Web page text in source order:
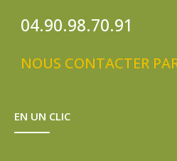
04.90.98.70.91
NOUS CONTACTER
EN UN CLIC